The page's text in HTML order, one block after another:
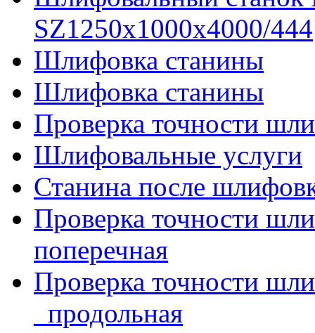
SZ1250x1000x4000/444
Шлифовка станины
Шлифовка станины
Проверка точности
Шлифовальные услуги
Станина после
Проверка точности
поперечная
Проверка точности
_продольная